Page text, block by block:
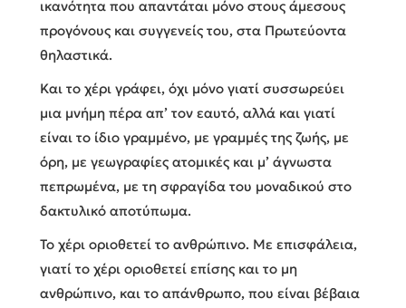
ικανότητα που απαντάται μόνο στους άμεσους
προγόνους και συγγενείς του, στα Πρωτεύοντα
θηλαστικά.
Και το χέρι γράφει, όχι μόνο γιατί συσσωρεύει
μια μνήμη πέρα απ’ τον εαυτό, αλλά και γιατί
είναι το ίδιο γραμμένο, με γραμμές της ζωής, με
όρη, με γεωγραφίες ατομικές και μ’ άγνωστα
πεπρωμένα, με τη σφραγίδα του μοναδικού στο
δακτυλικό αποτύπωμα.
Το χέρι οριοθετεί το ανθρώπινο. Με επισφάλεια,
γιατί το χέρι οριοθετεί επίσης και το μη
ανθρώπινο, και το απάνθρωπο, που είναι βέβαια